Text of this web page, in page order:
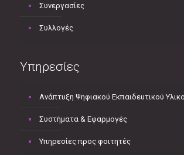
Συνεργασίες
Συλλογές
Υπηρεσίες
Ανάπτυξη Ψηφιακού Εκπαιδευτικού
Συστήματα & Εφαρμογές
Υπηρεσίες προς φοιτητές